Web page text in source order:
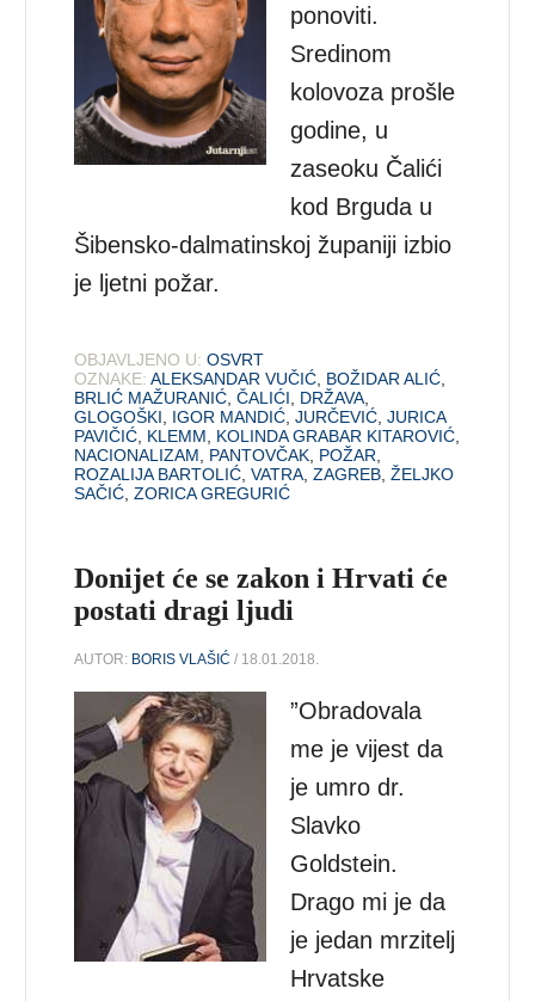
ponoviti.
Sredinom
kolovoza prošle
godine, u
zaseoku Čalići
kod Brguda u
Šibensko-dalmatinskoj županiji izbio
je ljetni požar.
OBJAVLJENO U: OSVRT
OZNAKE: ALEKSANDAR VUČIĆ BOŽIDAR ALIĆ
BRLIĆ MAŽURANIĆ ,ČALIĆI DRŽAVA
GLOGOŠKI
IGOR MANDIĆ ,JURČEVIĆ ,JURICA
PAVIČIĆ KLEMM KOLINDA GRABAR KITAROVIĆ
NACIONALIZAM
PANTOVČAK POŽAR
ROZALIJA BARTOLIĆ ,VATRA ,ZAGREB ,ŽELJKO
SAČIĆ ,ZORICA GREGURIĆ
Donijet će se zakon i Hrvati će
postati dragi ljudi
AUTOR: BORIS VLAŠIĆ / 18.01.2018.
”Obradovala
me je vijest da
je umro dr.
Slavko
Goldstein.
Drago mi je da
je jedan mrzitelj
Hrvatske